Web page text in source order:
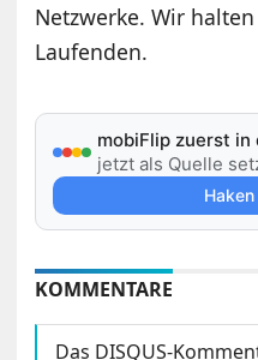
Netzwerke. Wir
Laufenden.
mobiFlip zuerst in
jetzt als Quelle
KOMMENTARE
Das DISQUS-